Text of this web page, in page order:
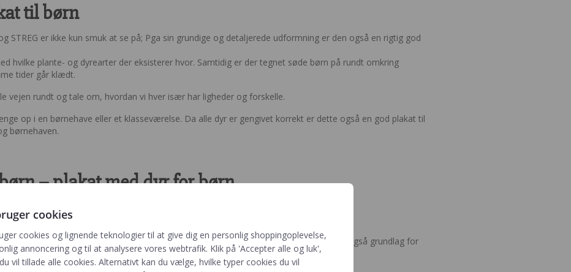
til børn
STREG er ikke kun smuk at se på; Pga sin grundige og detaljerede udformning er den også en rigtig god
hvilke plante- og dyrearter der eksisterer hvor. Samtidig er der tegnet søde børn på rundt omkring
tider går klædt.
vejen rundt og tale om, hvordan vi hver især har ligheder og forskelle.
op i en børnehave eller et klasseværelse. Da alle dyr er gengivet korrekt er dette også en god plakat til
børnehaven.
– plakat med dyr for børn
plads til rigtig mange af dem på vores verdenskort.
med søde, sjældne og farlige dyr, som i kan få timevis til at gå med at tale om.
til børn, da mange af dyrene interagerer med hinanden. På den måde er der også grundlag for
kan lave sjove historier med motiverne på kortet.
cookies
cookies og lignende teknologier til at give dig en personlig shoppingoplevelse,
annoncering og til at analysere vores webtrafik. Klik på 'Accepter alle og luk',
vil tillade alle cookies. Alternativt kan du vælge, hvilke typer cookies du vil